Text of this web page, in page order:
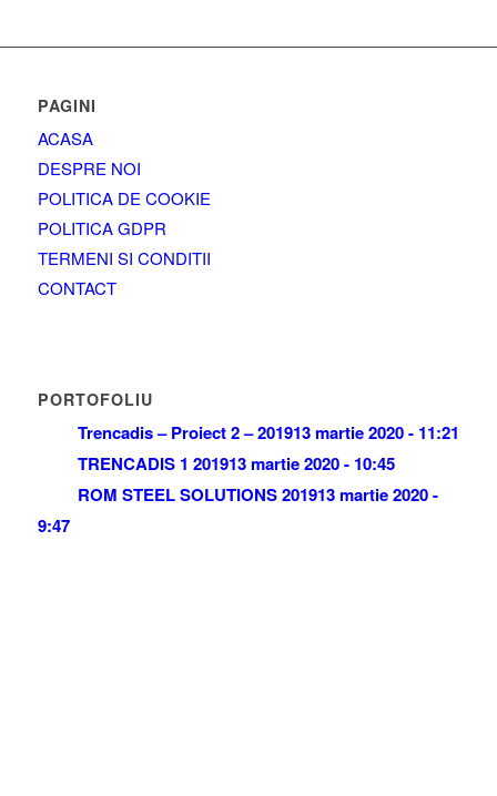
PAGINI
ACASA
DESPRE NOI
POLITICA DE COOKIE
POLITICA GDPR
TERMENI SI CONDITII
CONTACT
PORTOFOLIU
Trencadis – Proiect 2 – 201913 martie 2020 - 11:21
TRENCADIS 1 201913 martie 2020 - 10:45
ROM STEEL SOLUTIONS 201913 martie 2020 -
9:47